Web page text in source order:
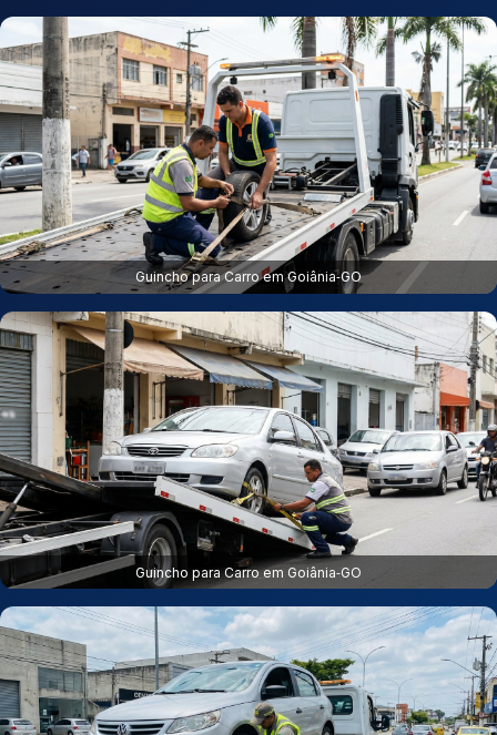
Guincho para Carro em Goiânia‑GO
Guincho para Carro em Goiânia‑GO